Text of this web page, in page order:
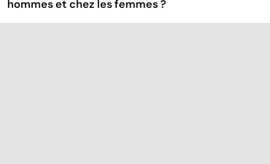
hommes et chez les femmes ?